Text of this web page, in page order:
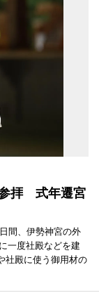
参拝 式年遷宮
間、伊勢神宮の外
一度社殿などを建
社殿に使う御用材の